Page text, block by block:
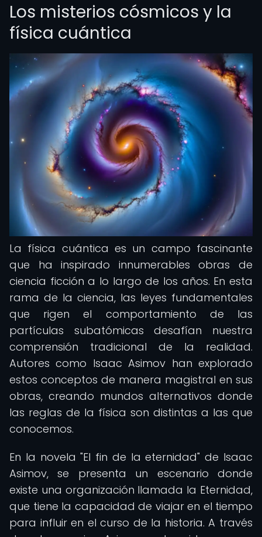
Los misterios cósmicos y la
física cuántica
La física cuántica es un campo fascinante
que ha inspirado innumerables obras de
ciencia ficción a lo largo de los años. En esta
rama de la ciencia, las leyes fundamentales
que rigen el comportamiento de las
partículas subatómicas desafían nuestra
comprensión tradicional de la realidad.
Autores como Isaac Asimov han explorado
estos conceptos de manera magistral en sus
obras, creando mundos alternativos donde
las reglas de la física son distintas a las que
conocemos.
En la novela "El fin de la eternidad" de Isaac
Asimov, se presenta un escenario donde
existe una organización llamada la Eternidad,
que tiene la capacidad de viajar en el tiempo
para influir en el curso de la historia. A través